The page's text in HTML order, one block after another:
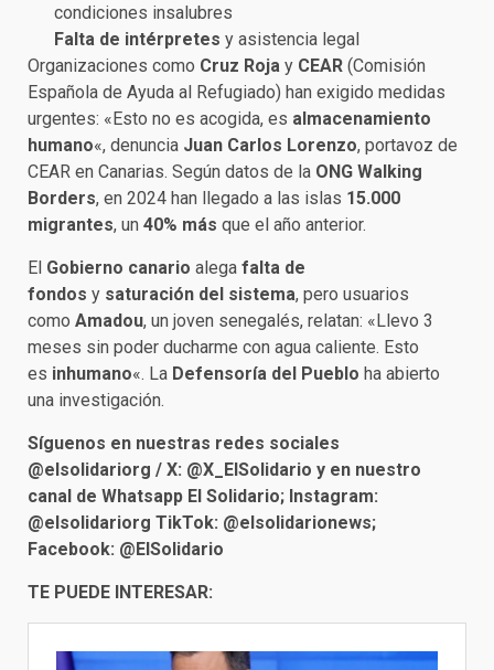
condiciones insalubres
Falta de intérpretes y asistencia legal
Organizaciones como Cruz Roja y CEAR (Comisión
Española de Ayuda al Refugiado) han exigido medidas
urgentes: «Esto no es acogida, es almacenamiento
humano«, denuncia Juan Carlos Lorenzo, portavoz de
CEAR en Canarias. Según datos de la ONG Walking
Borders, en 2024 han llegado a las islas 15.000
migrantes, un 40% más que el año anterior.
El Gobierno canario alega falta de
fondos y saturación del sistema, pero usuarios
como Amadou, un joven senegalés, relatan: «Llevo 3
meses sin poder ducharme con agua caliente. Esto
es inhumano«. La Defensoría del Pueblo ha abierto
una investigación.
Síguenos en nuestras redes sociales
@elsolidariorg / X: @X_ElSolidario y en nuestro
canal de Whatsapp El Solidario; Instagram:
@elsolidariorg TikTok: @elsolidarionews;
Facebook: @ElSolidario
TE PUEDE INTERESAR: